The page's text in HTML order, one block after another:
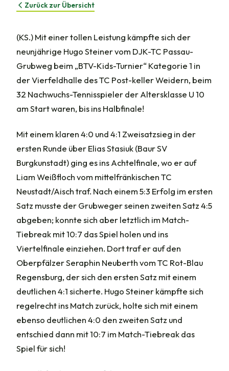
Zurück zur Übersicht
(KS.) Mit einer tollen Leistung kämpfte sich der
neunjährige Hugo Steiner vom DJK-TC Passau-
Grubweg beim „BTV-Kids-Turnier“ Kategorie 1 in
der Vierfeldhalle des TC Post-keller Weidern, beim
32 Nachwuchs-Tennisspieler der Altersklasse U 10
am Start waren, bis ins Halbfinale!
Mit einem klaren 4:0 und 4:1 Zweisatzsieg in der
ersten Runde über Elias Stasiuk (Baur SV
Burgkunstadt) ging es ins Achtelfinale, wo er auf
Liam Weißfloch vom mittelfränkischen TC
Neustadt/Aisch traf. Nach einem 5:3 Erfolg im ersten
Satz musste der Grubweger seinen zweiten Satz 4:5
abgeben; konnte sich aber letztlich im Match-
Tiebreak mit 10:7 das Spiel holen und ins
Viertelfinale einziehen. Dort traf er auf den
Oberpfälzer Seraphin Neuberth vom TC Rot-Blau
Regensburg, der sich den ersten Satz mit einem
deutlichen 4:1 sicherte. Hugo Steiner kämpfte sich
regelrecht ins Match zurück, holte sich mit einem
ebenso deutlichen 4:0 den zweiten Satz und
entschied dann mit 10:7 im Match-Tiebreak das
Spiel für sich!